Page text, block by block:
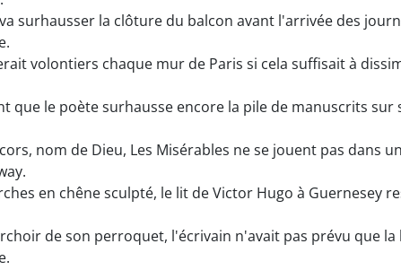
surhausser la clôture du balcon avant l'arrivée des
volontiers chaque mur de Paris si cela suffisait à
que le poète surhausse encore la pile de manuscrits
nom de Dieu, Les Misérables ne se jouent pas dans
en chêne sculpté, le lit de Victor Hugo à Guernesey
de son perroquet, l'écrivain n'avait pas prévu que